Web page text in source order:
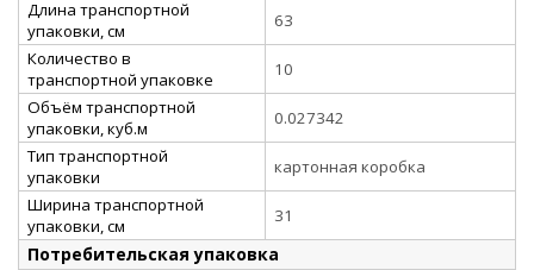
Длина транспортной
упаковки, см
63
Количество в
транспортной упаковке
10
Объём транспортной
упаковки, куб.м
0.027342
Тип транспортной
упаковки
картонная коробка
Ширина транспортной
упаковки, см
31
Потребительская упаковка